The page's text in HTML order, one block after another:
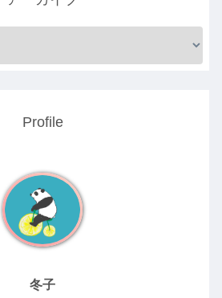
Profile
冬子